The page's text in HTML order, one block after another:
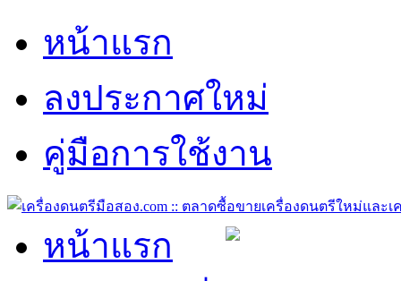
หน้าแรก
ลงประกาศใหม่
คู่มือการใช้งาน
หน้าแรก